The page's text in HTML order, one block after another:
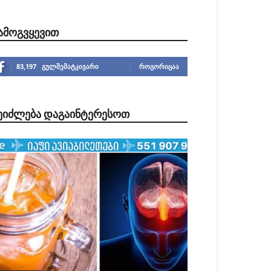
83,197 გულშემატკივარი ᲠᲝᲒᲝᲠᲘᲪᲐᲐ
ᲓᲐᲒᲐᲘᲜᲢᲔᲠᲔᲡᲝᲗ